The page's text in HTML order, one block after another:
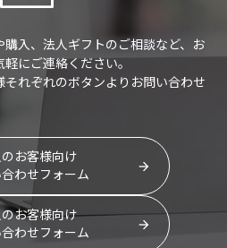
入、法人ギフトのご相談など、お
にご連絡ください。
れぞれのボタンよりお問い合わせ
お客様向け
わせフォーム
お客様向け
わせフォーム